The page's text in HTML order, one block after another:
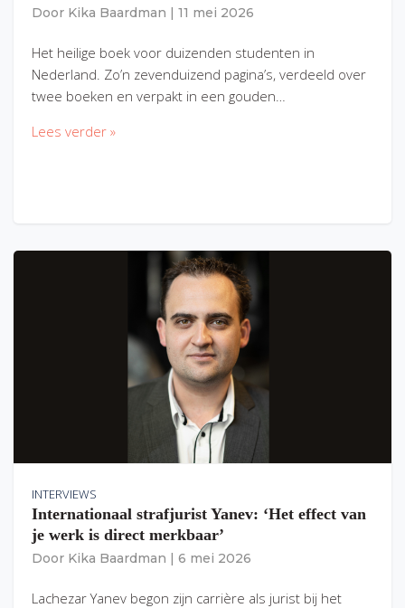
Door Kika Baardman 11 mei 2026
Het heilige boek voor duizenden studenten in
Nederland. Zo’n zevenduizend pagina’s, verdeeld over
twee boeken en verpakt in een gouden…
Lees verder »
INTERVIEWS
Internationaal strafjurist Yanev: ‘Het effect van
je werk is direct merkbaar’
Door Kika Baardman 6 mei 2026
Lachezar Yanev begon zijn carrière als jurist bij het